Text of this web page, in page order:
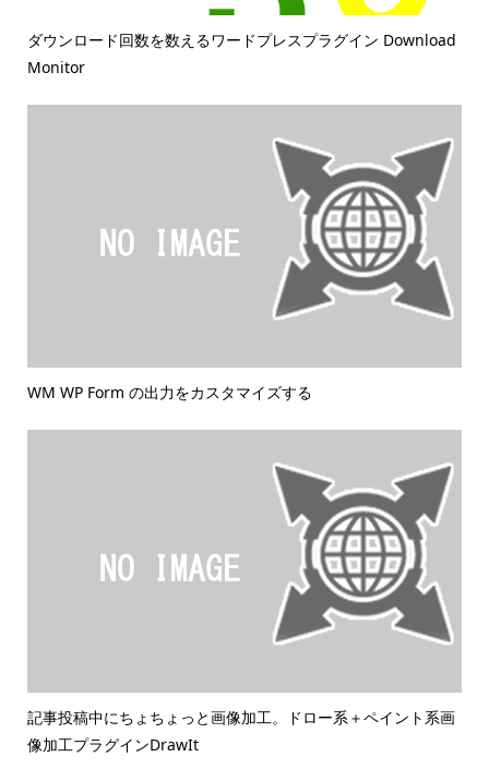
ダウンロード回数を数えるワードプレスプラグイン Download
Monitor
WM WP Form の出力をカスタマイズする
記事投稿中にちょちょっと画像加工。ドロー系＋ペイント系画
像加工プラグインDrawIt